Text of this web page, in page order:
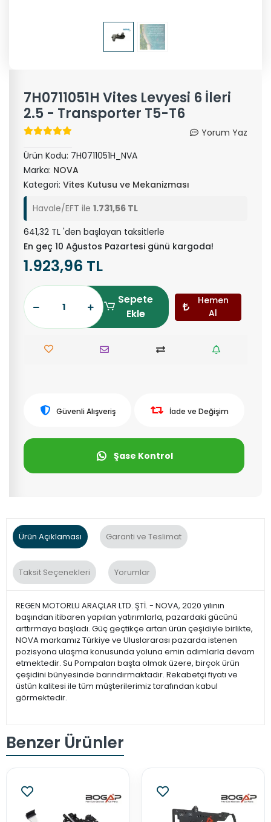
7H0711051H Vites Levyesi 6 İleri
2.5 - Transporter T5-T6
Yorum Yaz
Ürün Kodu: 7H0711051H_NVA
Marka: NOVA
Kategori: Vites Kutusu ve Mekanizması
Havale/EFT ile 1.731,56 TL
641,32 TL 'den başlayan taksitlerle
En geç 10 Ağustos Pazartesi günü kargoda!
1.923,96 TL
Sepete
Ekle
Hemen
Al
Güvenli Alışveriş İade ve Değişim
Şase Kontrol
Ürün Açıklaması Garanti ve Teslimat
Taksit Seçenekleri Yorumlar
REGEN MOTORLU ARAÇLAR LTD. ŞTİ. - NOVA, 2020 yılının
başından itibaren yapılan yatırımlarla, pazardaki gücünü
arttırmaya başladı. Güç geçtikçe artan ürün çeşidiyle birlikte,
NOVA markamız Türkiye ve Uluslararası pazarda istenen
pozisyona ulaşma konusunda yoluna emin adımlarla devam
etmektedir. Su Pompaları başta olmak üzere, birçok ürün
çeşidini bünyesinde barındırmaktadır. Rekabetçi fiyatı ve
üstün kalitesi ile tüm müşterilerimiz tarafından kabul
görmektedir.
Benzer Ürünler